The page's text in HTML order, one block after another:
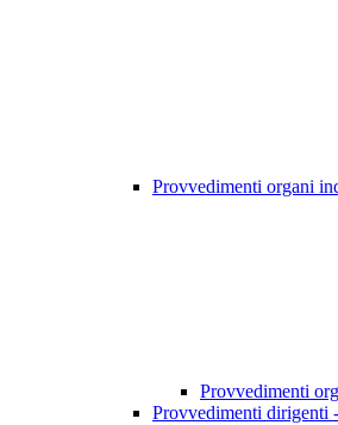
Provvedimenti organi
Provvedimenti
Provvedimenti dirigenti